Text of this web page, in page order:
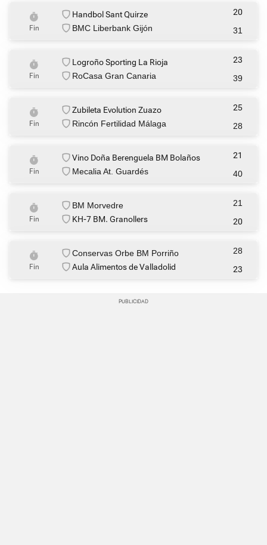
Fin
Handbol Sant Quirze
BMC Liberbank Gijón
20
31
Fin
Logroño Sporting La Rioja
RoCasa Gran Canaria
23
39
Fin
Zubileta Evolution Zuazo
Rincón Fertilidad Málaga
25
28
Fin
Vino Doña Berenguela BM Bolaños
Mecalia At. Guardés
21
40
Fin
BM Morvedre
KH-7 BM. Granollers
21
20
Fin
Conservas Orbe BM Porriño
Aula Alimentos de Valladolid
28
23